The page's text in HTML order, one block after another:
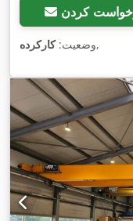
کردن
وضعیت:کارکرده ,